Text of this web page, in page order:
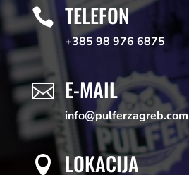
 TELEFON
+385 98 976 6875
 E-MAIL
info@pulferzagreb.com
 LOKACIJA